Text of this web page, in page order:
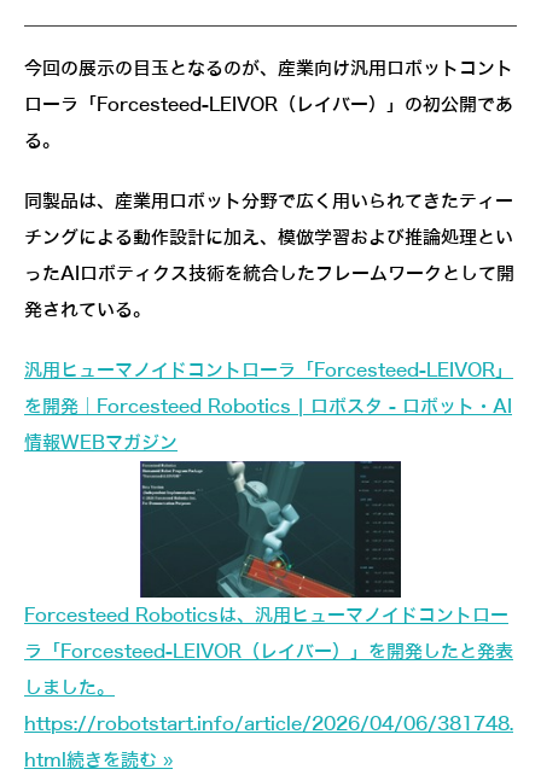
今回の展示の目玉となるのが、産業向け汎用ロボットコント
ローラ「Forcesteed-LEIVOR（レイバー）」の初公開であ
る。
同製品は、産業用ロボット分野で広く用いられてきたティー
チングによる動作設計に加え、模倣学習および推論処理とい
ったAIロボティクス技術を統合したフレームワークとして開
発されている。
汎用ヒューマノイドコントローラ「Forcesteed-LEIVOR」
を開発｜Forcesteed Robotics | ロボスタ - ロボット・AI
情報WEBマガジン
Forcesteed Roboticsは、汎用ヒューマノイドコントロー
ラ「Forcesteed-LEIVOR（レイバー）」を開発したと発表
しました。
https://robotstart.info/article/2026/04/06/381748.
html 続きを読む »